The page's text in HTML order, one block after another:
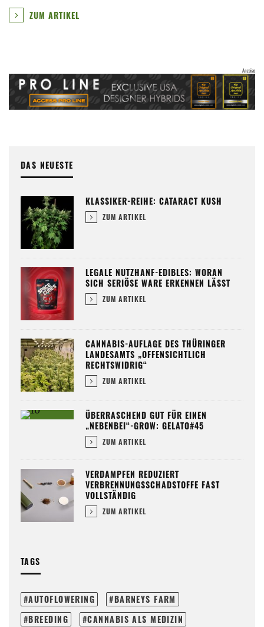
ZUM ARTIKEL
DAS NEUESTE
KLASSIKER-REIHE: CATARACT KUSH
ZUM ARTIKEL
LEGALE NUTZHANF-EDIBLES: WORAN
SICH SERIÖSE WARE ERKENNEN LÄSST
ZUM ARTIKEL
CANNABIS-AUFLAGE DES THÜRINGER
LANDESAMTS „OFFENSICHTLICH
RECHTSWIDRIG“
ZUM ARTIKEL
ÜBERRASCHEND GUT FÜR EINEN
„NEBENBEI“-GROW: GELATO#45
ZUM ARTIKEL
VERDAMPFEN REDUZIERT
VERBRENNUNGSSCHADSTOFFE FAST
VOLLSTÄNDIG
ZUM ARTIKEL
TAGS
AUTOFLOWERING
BARNEYS FARM
BREEDING
CANNABIS ALS MEDIZIN